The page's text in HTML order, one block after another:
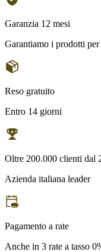
Garanzia 12 mesi
Garantiamo i prodotti per
Reso gratuito
Entro 14 giorni
Oltre 200.000 clienti dal
Azienda italiana leader
Pagamento a rate
Anche in 3 rate a tasso